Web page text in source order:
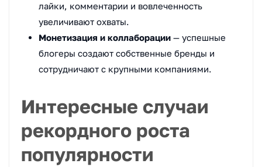
лайки, комментарии и вовлеченность
увеличивают охваты.
Монетизация и коллаборации — успешные
блогеры создают собственные бренды и
сотрудничают с крупными компаниями.
Интересные случаи
рекордного роста
популярности